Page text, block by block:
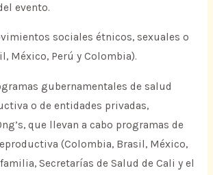
evento.
sociales étnicos, sexuales o
México, Perú y Colombia).
gubernamentales de salud
o de entidades privadas,
que llevan a cabo programas de
(Colombia, Brasil, México,
Secretarías de Salud de Cali y el